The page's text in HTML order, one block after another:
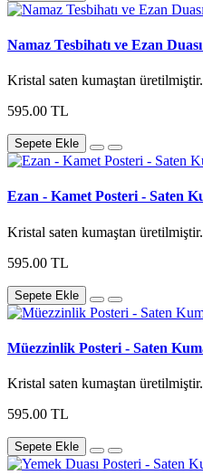
Namaz Tesbihatı ve Ezan
Kristal saten kumaştan
595.00 TL
Sepete Ekle
Ezan - Kamet Posteri - Saten
Kristal saten kumaştan
595.00 TL
Sepete Ekle
Müezzinlik Posteri - Saten
Kristal saten kumaştan
595.00 TL
Sepete Ekle